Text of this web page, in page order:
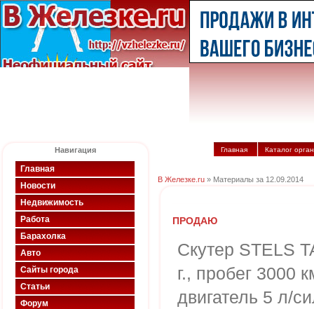
Навигация
Главная
Новости
Недвижимость
Работа
Барахолка
Авто
Сайты города
Статьи
Форум
Главная Каталог
В Железке.ru » Материалы за 12.09.2014
ПРОДАЮ
Скутер STELS
г., пробег 3000
двигатель 5 л/